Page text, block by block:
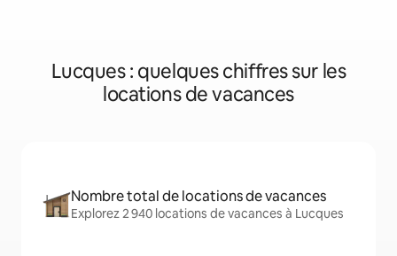
Lucques : quelques chiffres sur les
locations de vacances
Nombre total de locations de vacances
Explorez 2 940 locations de vacances à Lucques